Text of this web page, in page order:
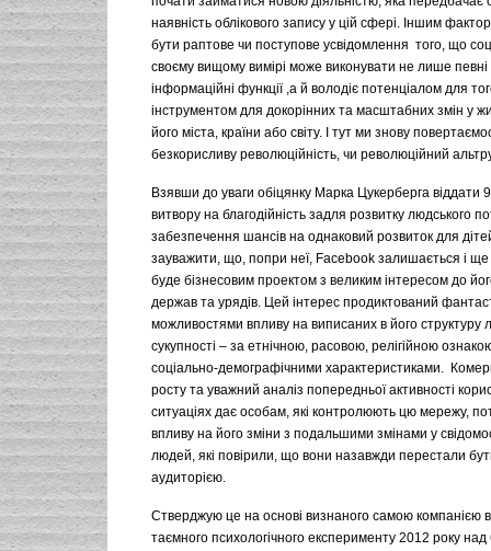
наявність облікового запису у цій сфері. Іншим
бути раптове чи поступове усвідомлення того, що
своєму вищому вимірі може виконувати не лише певні
інформаційні функції ,а й володіє потенціалом для
інструментом для докорінних та масштабних змін у
його міста, країни або світу. І тут ми знову
безкорисливу революційність, чи революційний
Взявши до уваги обіцянку Марка Цукерберга віддати
витвору на благодійність задля розвитку людського
забезпечення шансів на однаковий розвиток для
зауважити, що, попри неї, Facebook залишається і
буде бізнесовим проектом з великим інтересом до
держав та урядів. Цей інтерес продиктований
можливостями впливу на виписаних в його структуру
сукупності – за етнічною, расовою, релігійною
соціально-демографічними характеристиками.
росту та уважний аналіз попередньої активності
ситуаціях дає особам, які контролюють цю мережу,
впливу на його зміни з подальшими змінами у
людей, які повірили, що вони назавжди перестали
аудиторією.
Стверджую це на основі визнаного самою компанією
таємного психологічного експерименту 2012 року